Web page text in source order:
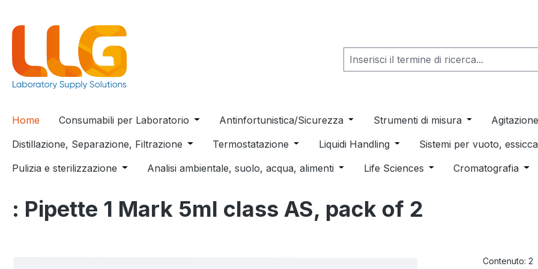
Home Consumabili per Laboratorio Open or close the dropdown menu from the category Consumabili per
Antinfortunistica/Sicurezza Open or close the dropdown menu
Strumenti di misura Open or close
Distillazione, Separazione, Filtrazione Open or close the dropdown menu from the category Distillazione,
Termostatazione Open or close the dropdown menu from the
Liquidi Handling Open or close the dropdown
Sistemi per vuoto,
Pulizia e sterilizzazione Open or close the dropdown menu from the category Pulizia e sterilizzazione
Analisi ambientale, suolo, acqua, alimenti Open or close the dropdown menu from
Life Sciences Open or close the
Cromatografia
: Pipette 1 Mark 5ml class AS, pack of 2
Contenuto: 2